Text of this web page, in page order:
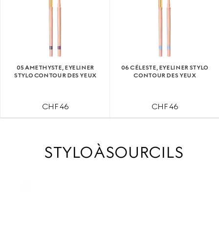
05 AMETHYSTE, EYELINER
STYLO CONTOUR DES YEUX
CHF 46
06 CÉLESTE, EYELINER STYLO
CONTOUR DES YEUX
CHF 46
STYLO À SOURCILS